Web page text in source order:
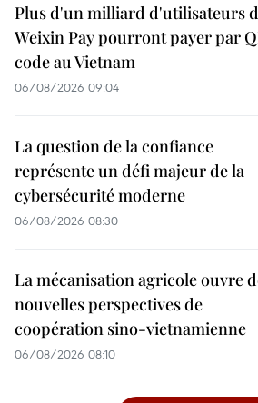
Plus d'un milliard d'utilisateurs
Weixin Pay pourront payer par
code au Vietnam
06/08/2026 09:04
La question de la confiance
représente un défi majeur de la
cybersécurité moderne
06/08/2026 08:30
La mécanisation agricole ouvre
nouvelles perspectives de
coopération sino-vietnamienne
06/08/2026 08:10